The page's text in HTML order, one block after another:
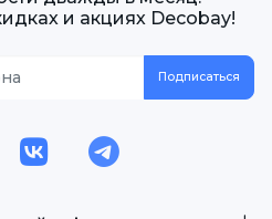
и акциях Decobay!